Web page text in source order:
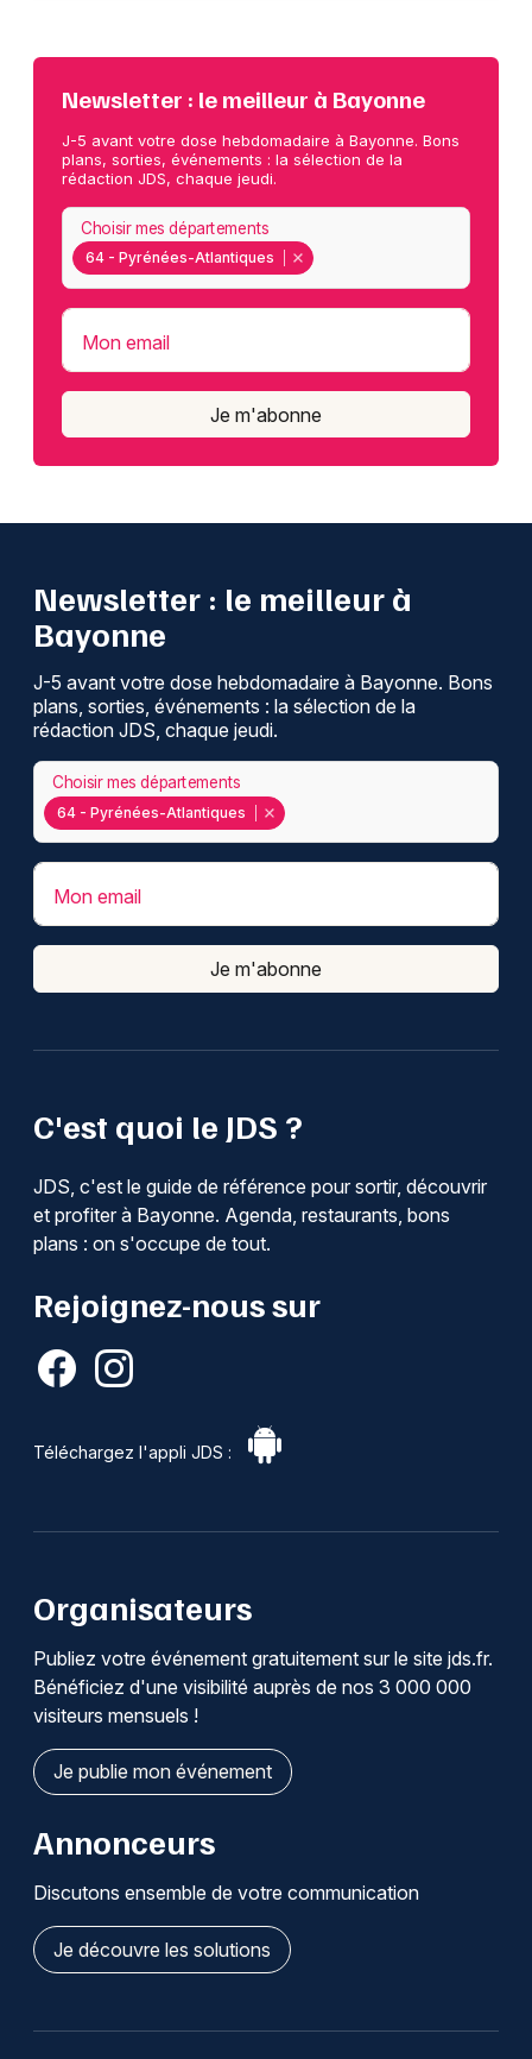
Newsletter : le meilleur à Bayonne
J-5 avant votre dose hebdomadaire à Bayonne. Bons
plans, sorties, événements : la sélection de la
rédaction JDS, chaque jeudi.
64 - Pyrénées-Atlantiques
Choisir mes départements
Mon email
Je m'abonne
C'est quoi le JDS ?
JDS, c'est le guide de référence pour sortir, découvrir
et profiter à Bayonne. Agenda, restaurants, bons
plans : on s'occupe de tout.
Rejoignez-nous sur
Téléchargez l'appli JDS :
Newsletter : le meilleur à
Bayonne
J-5 avant votre dose hebdomadaire à Bayonne. Bons
plans, sorties, événements : la sélection de la
rédaction JDS, chaque jeudi.
64 - Pyrénées-Atlantiques
Choisir mes départements
Mon email
Je m'abonne
Organisateurs
Publiez votre événement gratuitement sur le site jds.fr.
Bénéficiez d'une visibilité auprès de nos 3 000 000
visiteurs mensuels !
Je publie mon événement
Annonceurs
Discutons ensemble de votre communication
Je découvre les solutions